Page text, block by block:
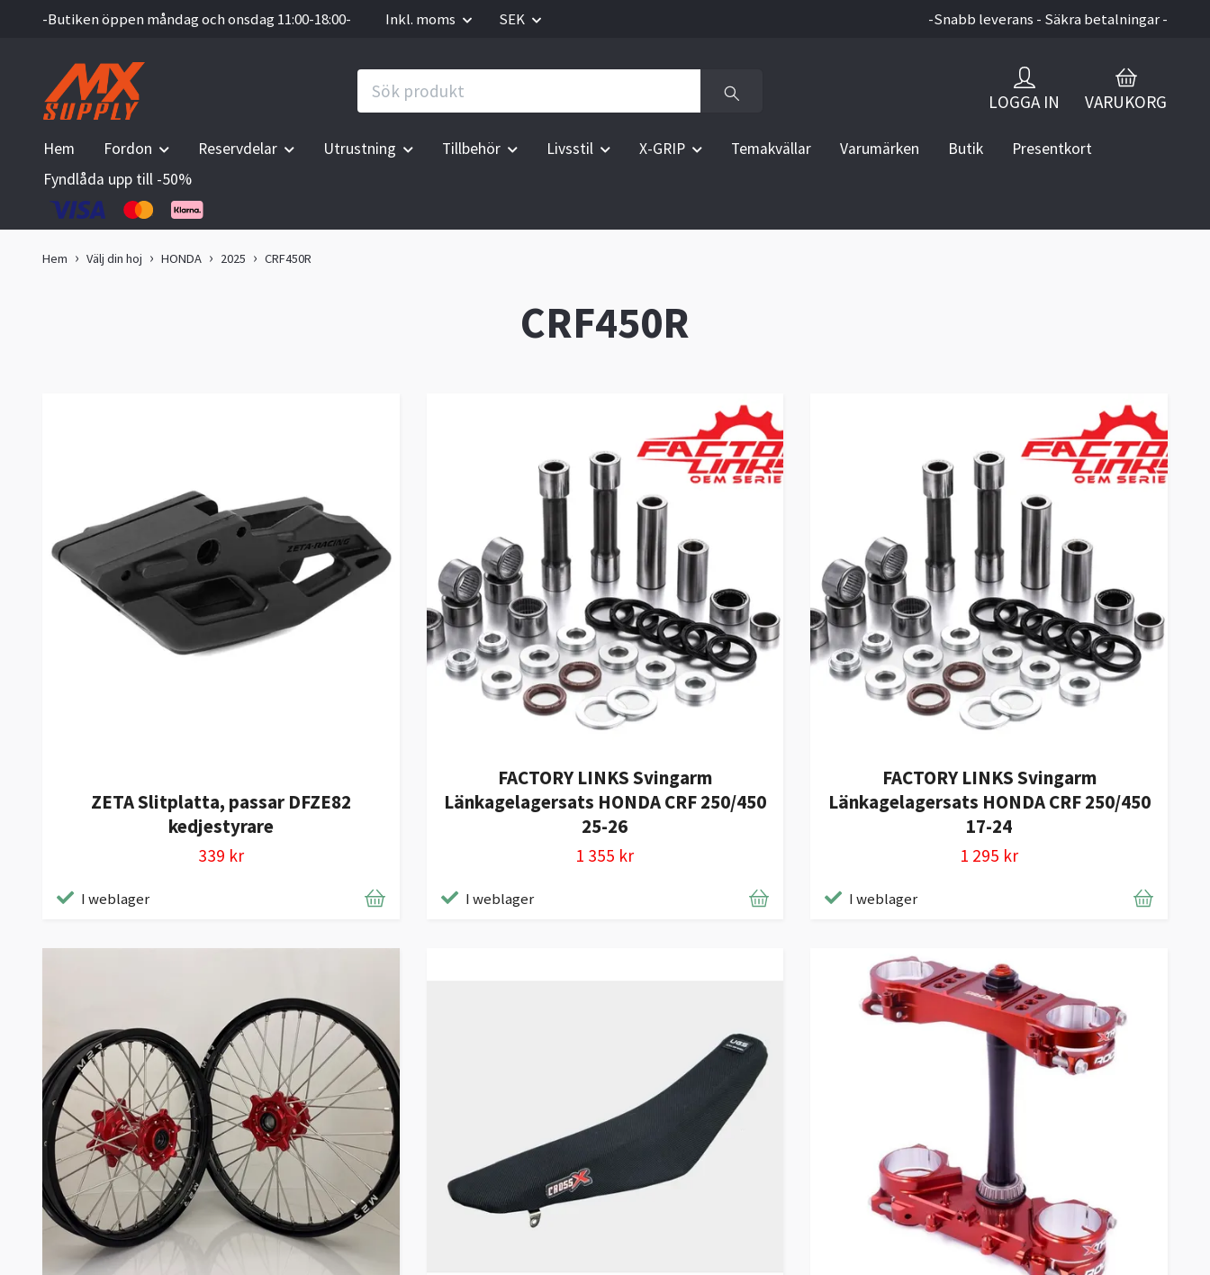
-Butiken öppen måndag och onsdag 11:00-18:00- Inkl. moms SEK -Snabb leverans - Säkra betalningar -
LOGGA IN VARUKORG
Hem Fordon Reservdelar Utrustning Tillbehör Livsstil X-GRIP Temakvällar Varumärken Butik
Presentkort
Fyndlåda upp till -50%
Hem Välj din hoj HONDA 2025 CRF450R
CRF450R
ZETA Slitplatta, passar DFZE82
kedjestyrare
339 kr
I weblager
FACTORY LINKS Svingarm
Länkagelagersats HONDA CRF 250/450
25-26
1 355 kr
I weblager
FACTORY LINKS Svingarm
Länkagelagersats HONDA CRF 250/450
17-24
1 295 kr
I weblager